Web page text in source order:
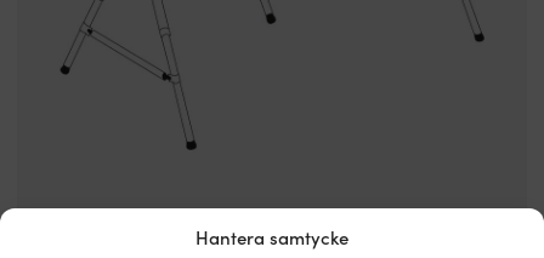
Hantera samtycke
EN KLASSISK A-STÄLLNING FRÅN NOA.